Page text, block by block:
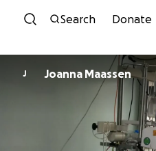
Skip to
Search Donate
J Joanna Maassen